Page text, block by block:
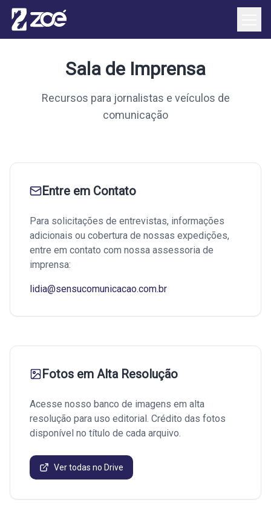
Sala de Imprensa
Recursos para jornalistas e veículos de
comunicação
Entre em Contato
Para solicitações de entrevistas, informações
adicionais ou cobertura de nossas expedições,
entre em contato com nossa assessoria de
imprensa:
lidia@sensucomunicacao.com.br
Fotos em Alta Resolução
Acesse nosso banco de imagens em alta
resolução para uso editorial. Crédito das fotos
disponível no título de cada arquivo.
Ver todas no Drive